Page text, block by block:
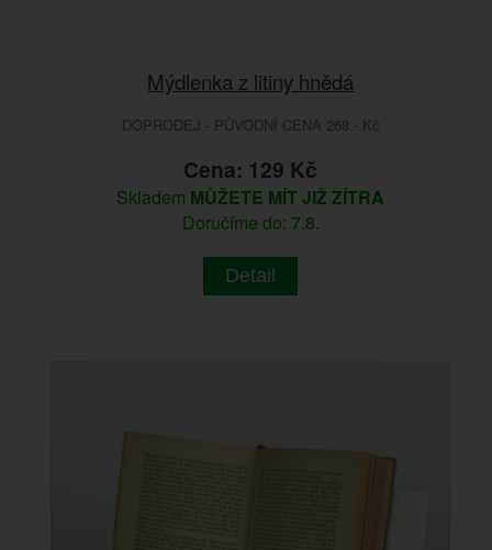
Mýdlenka z litiny hnědá
DOPRODEJ - PŮVODNÍ CENA 268.- Kč
Cena: 129 Kč
Skladem MŮŽETE MÍT JIŽ ZÍTRA
Doručíme do: 7.8.
Detail